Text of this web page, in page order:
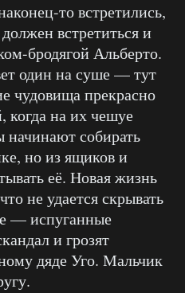
то встретились,
встретиться и
бродягой Альберто.
один на суше — тут
чудовища прекрасно
когда на их чешуе
начинают собирать
но из ящиков и
её. Новая жизнь
не удается скрывать
— испуганные
и грозят
дяде Уго. Мальчик